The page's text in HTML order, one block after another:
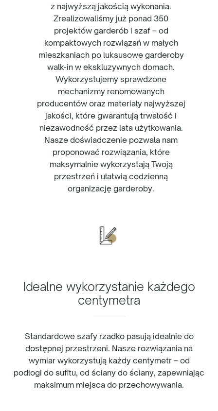
z najwyższą jakością wykonania.
Zrealizowaliśmy już ponad 350
projektów garderób i szaf – od
kompaktowych rozwiązań w małych
mieszkaniach po luksusowe garderoby
walk-in w ekskluzywnych domach.
Wykorzystujemy sprawdzone
mechanizmy renomowanych
producentów oraz materiały najwyższej
jakości, które gwarantują trwałość i
niezawodność przez lata użytkowania.
Nasze doświadczenie pozwala nam
proponować rozwiązania, które
maksymalnie wykorzystają Twoją
przestrzeń i ułatwią codzienną
organizację garderoby.
Idealne wykorzystanie każdego
centymetra
Standardowe szafy rzadko pasują idealnie do
dostępnej przestrzeni. Nasze rozwiązania na
wymiar wykorzystują każdy centymetr – od
podłogi do sufitu, od ściany do ściany, zapewniając
maksimum miejsca do przechowywania.